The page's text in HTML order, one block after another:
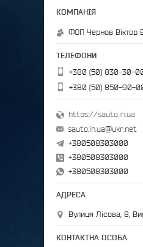
Акумулятор
Виробник
ФОП Чернов Віктор
+380 (50) 830-30-
+380 (50) 850-90-
https://sauto.in.ua
sauto.in.ua@ukr.net
+380508303000
+380508303000
+380508303000
Вулиця Лісова, 8,